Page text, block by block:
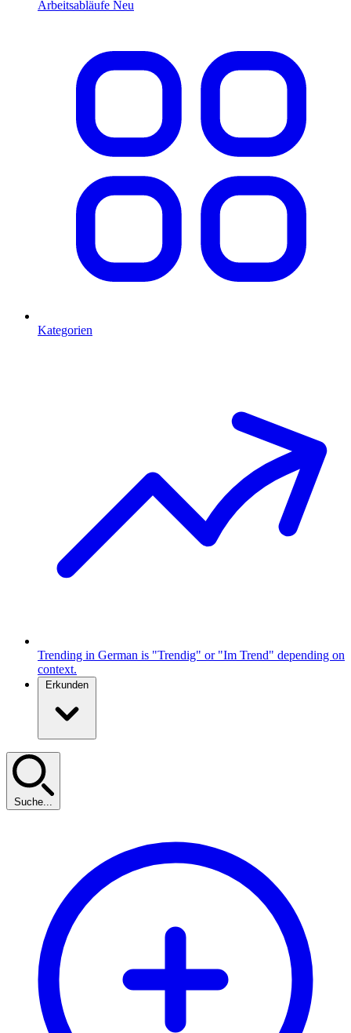
Arbeitsabläufe Neu
Kategorien
Trending in German is "Trendig" or "Im Trend" depending on
context.
Erkunden
Suche...